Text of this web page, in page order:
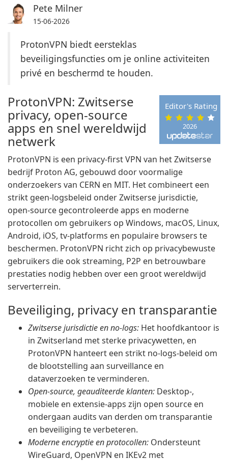
Pete Milner
15-06-2026
ProtonVPN biedt eersteklas
beveiligingsfuncties om je online activiteiten
privé en beschermd te houden.
2026
Editor's Rating
ProtonVPN: Zwitserse
privacy, open-source
apps en snel wereldwijd
netwerk
ProtonVPN is een privacy-first VPN van het Zwitserse
bedrijf Proton AG, gebouwd door voormalige
onderzoekers van CERN en MIT. Het combineert een
strikt geen-logsbeleid onder Zwitserse jurisdictie,
open-source gecontroleerde apps en moderne
protocollen om gebruikers op Windows, macOS, Linux,
Android, iOS, tv-platforms en populaire browsers te
beschermen. ProtonVPN richt zich op privacybewuste
gebruikers die ook streaming, P2P en betrouwbare
prestaties nodig hebben over een groot wereldwijd
serverterrein.
Beveiliging, privacy en transparantie
Zwitserse jurisdictie en no-logs: Het hoofdkantoor is
in Zwitserland met sterke privacywetten, en
ProtonVPN hanteert een strikt no-logs-beleid om
de blootstelling aan surveillance en
dataverzoeken te verminderen.
Open-source, geauditeerde klanten: Desktop-,
mobiele en extensie-apps zijn open source en
ondergaan audits van derden om transparantie
en beveiliging te verbeteren.
Moderne encryptie en protocollen: Ondersteunt
WireGuard, OpenVPN en IKEv2 met